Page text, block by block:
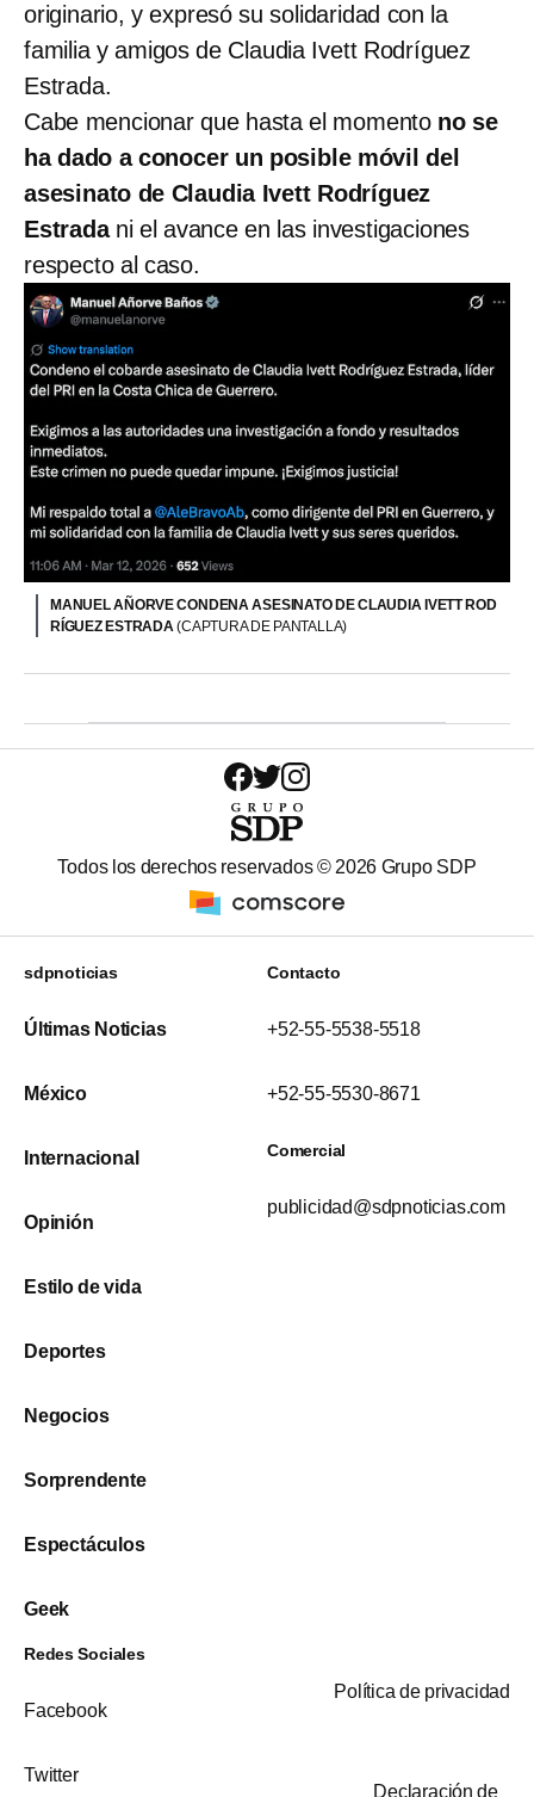
originario, y expresó su solidaridad con la
familia y amigos de Claudia Ivett Rodríguez
Estrada.
Cabe mencionar que hasta el momento no se
ha dado a conocer un posible móvil del
asesinato de Claudia Ivett Rodríguez
Estradani el avance en las investigaciones
respecto al caso.
MANUEL AÑORVE CONDENA ASESINATO DE CLAUDIA IVETT ROD
RÍGUEZ ESTRADA(CAPTURA DE PANTALLA)
Todos los derechos reservados © 2026 Grupo SDP
sdpnoticias
Últimas Noticias
México
Internacional
Opinión
Estilo de vida
Deportes
Negocios
Sorprendente
Espectáculos
Geek
Contacto
+52-55-5538-5518
+52-55-5530-8671
Comercial
publicidad@sdpnoticias.com
Redes Sociales
Facebook
Twitter
Política de privacidad
Declaración de